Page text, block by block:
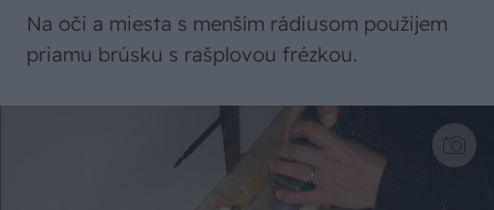
Na oči a miesta s menším rádiusom použijem
priamu brúsku s rašplovou frézkou.